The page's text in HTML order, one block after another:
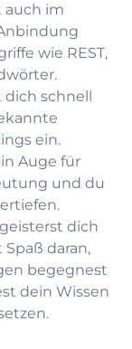
auch im
wie REST,
dich schnell
ein.
Auge für
und du
dich
daran,
begegnest
dein Wissen